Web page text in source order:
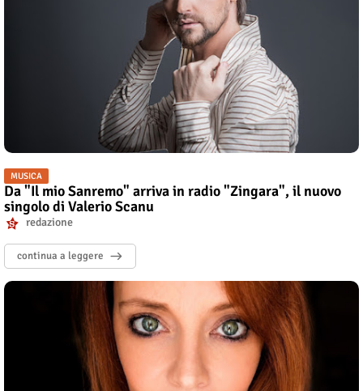
MUSICA
Da "Il mio Sanremo" arriva in radio "Zingara", il nuovo
singolo di Valerio Scanu
redazione
continua a leggere